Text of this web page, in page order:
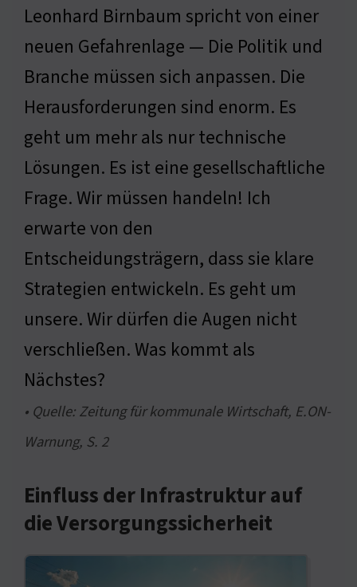
Leonhard Birnbaum spricht von einer
neuen Gefahrenlage — Die Politik und
Branche müssen sich anpassen. Die
Herausforderungen sind enorm. Es
geht um mehr als nur technische
Lösungen. Es ist eine gesellschaftliche
Frage. Wir müssen handeln! Ich
erwarte von den
Entscheidungsträgern, dass sie klare
Strategien entwickeln. Es geht um
unsere. Wir dürfen die Augen nicht
verschließen. Was kommt als
Nächstes?
• Quelle: Zeitung für kommunale Wirtschaft, E.ON-
Warnung, S. 2
Einfluss der Infrastruktur auf
die Versorgungssicherheit